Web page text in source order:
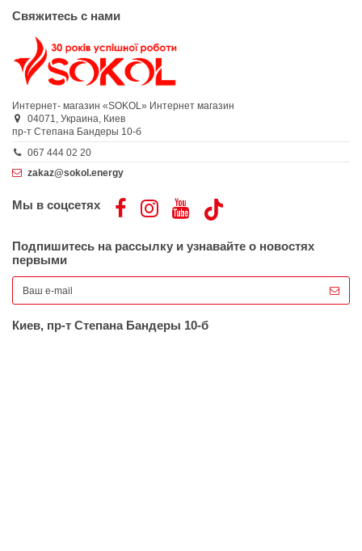
Свяжитесь с нами
Интернет- магазин «SOKOL» Интернет магазин
04071, Украина, Киев
пр-т Степана Бандеры 10-б
067 444 02 20
zakaz@sokol.energy
Мы в соцсетях
Подпишитесь на рассылку и узнавайте о новостях
первыми
Киев, пр-т Степана Бандеры 10-б